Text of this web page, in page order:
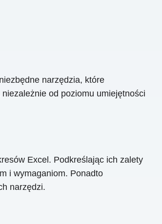
narzędzia, które
od poziomu umiejętności
Excel. Podkreślając ich zalety
i wymaganiom. Ponadto
narzędzi.